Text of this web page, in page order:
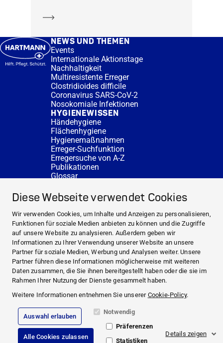
Diese Webseite verwendet Cookies
Wir verwenden Cookies, um Inhalte und Anzeigen zu personalisieren,
Funktionen für soziale Medien anbieten zu können und die Zugriffe
auf unsere Website zu analysieren. Außerdem geben wir
Informationen zu Ihrer Verwendung unserer Website an unsere
Partner für soziale Medien, Werbung und Analysen weiter. Unsere
Partner führen diese Informationen möglicherweise mit weiteren
Daten zusammen, die Sie ihnen bereitgestellt haben oder die sie im
Rahmen Ihrer Nutzung der Dienste gesammelt haben.
Weitere Informationen entnehmen Sie unserer Cookie-Policy.
Auswahl erlauben
Alle Cookies zulassen
Notwendig
Präferenzen
Statistiken
Details zeigen
NEWS UND THEMEN
Events
Internationale Aktionstage
Nachhaltigkeit
Multiresistente Erreger
Clostridioides difficile
Coronavirus SARS-CoV-2
Nosokomiale Infektionen
HYGIENEWISSEN
Händehygiene
Flächenhygiene
Hygienemaßnahmen
Erreger-Suchfunktion
Erregersuche von A-Z
Publikationen
Glossar
SERVICE
Fachberatung
DESINFACTS
Newsletter
Konzentrat-Rechner
Weiterführende Links
Über uns
Fachberatung
NEWS UND THEMEN
HYGIENEWISSEN
SERVICE
Rechtliche Hinweise
Compliance